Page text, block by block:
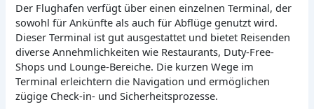
Der Flughafen verfügt über einen einzelnen Terminal, der
sowohl für Ankünfte als auch für Abflüge genutzt wird.
Dieser Terminal ist gut ausgestattet und bietet Reisenden
diverse Annehmlichkeiten wie Restaurants, Duty-Free-
Shops und Lounge-Bereiche. Die kurzen Wege im
Terminal erleichtern die Navigation und ermöglichen
zügige Check-in- und Sicherheitsprozesse.